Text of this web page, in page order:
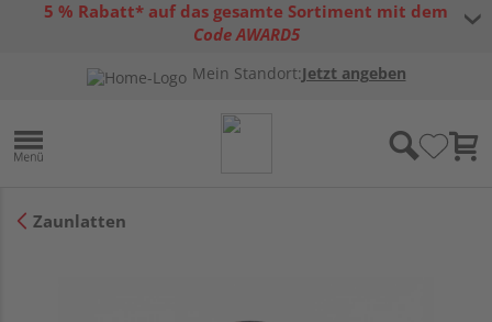
5 % Rabatt* auf das gesamte Sortiment mit dem
Code AWARD5
Gutscheinbedingungen
Mein Standort:Jetzt angeben
Zaunlatten